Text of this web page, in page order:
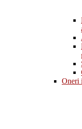
Oneri